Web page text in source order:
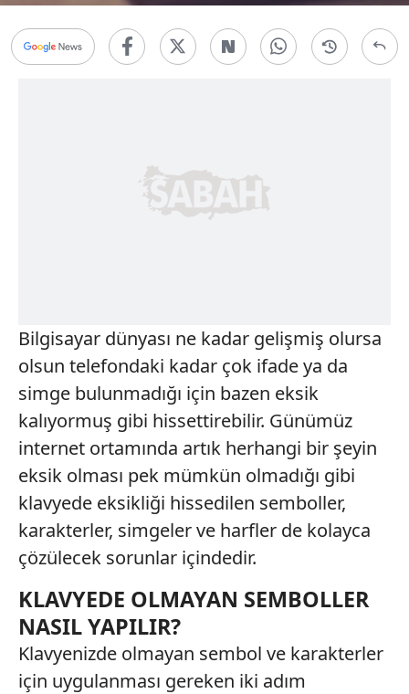
Bilgisayar dünyası ne kadar gelişmiş olursa
olsun telefondaki kadar çok ifade ya da
simge bulunmadığı için bazen eksik
kalıyormuş gibi hissettirebilir. Günümüz
internet ortamında artık herhangi bir şeyin
eksik olması pek mümkün olmadığı gibi
klavyede eksikliği hissedilen semboller,
karakterler, simgeler ve harfler de kolayca
çözülecek sorunlar içindedir.
KLAVYEDE OLMAYAN SEMBOLLER
NASIL YAPILIR?
Klavyenizde olmayan sembol ve karakterler
için uygulanması gereken iki adım